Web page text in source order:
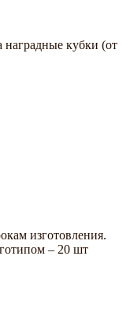
наградные кубки (от
изготовления.
– 20 шт